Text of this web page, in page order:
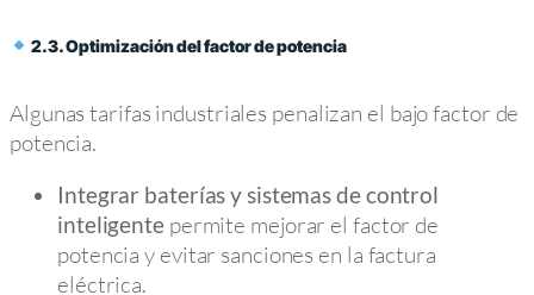
2.3. Optimización del factor de potencia
Algunas tarifas industriales penalizan el bajo factor de
potencia.
Integrar baterías y sistemas de control
inteligentepermite mejorar el factor de
potencia y evitar sanciones en la factura
eléctrica.